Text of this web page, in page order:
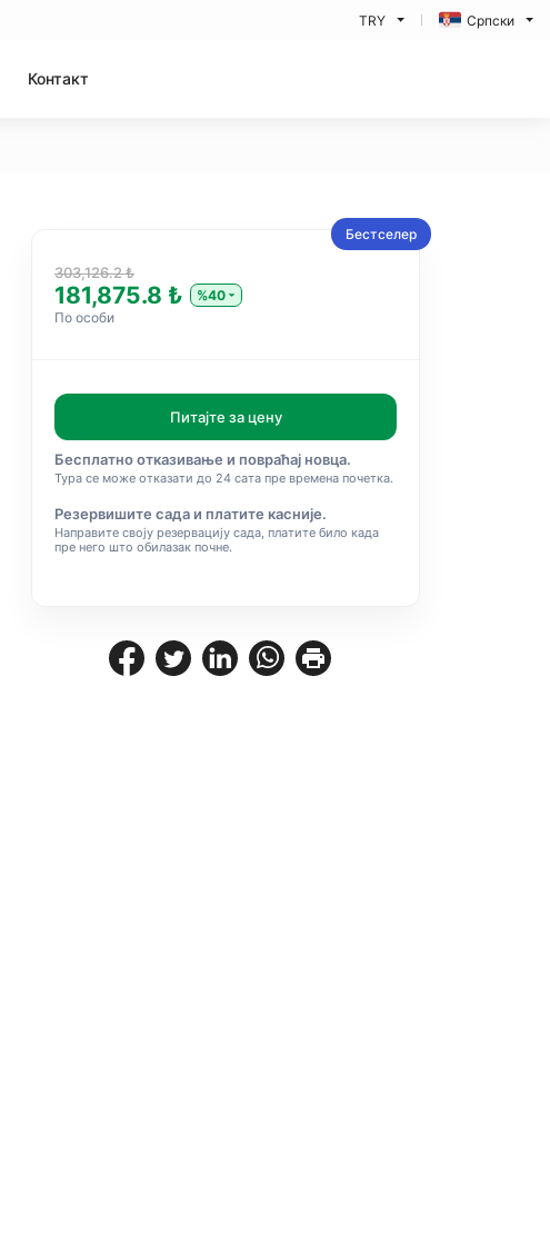
TRY Српски
Контакт
Бестселер
303,126.2 ₺
181,875.8 ₺
%40
По особи
Питајте за цену
Бесплатно отказивање и повраћај новца.
Тура се може отказати до 24 сата пре времена почетка.
Резервишите сада и платите касније.
Направите своју резервацију сада, платите било када
пре него што обилазак почне.